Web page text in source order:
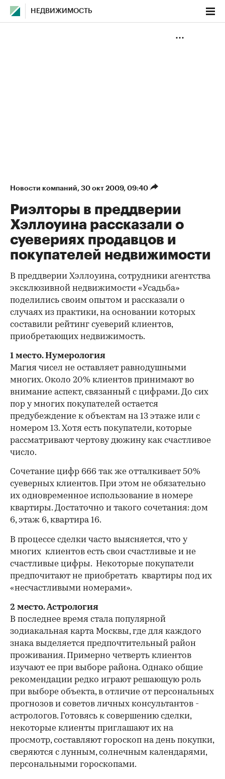
НЕДВИЖИМОСТЬ
Новости компаний⁠, 30 окт 2009, 09:40
Риэлторы в преддверии
Хэллоуина рассказали о
суевериях продавцов и
покупателей недвижимости
В преддверии Хэллоуина, сотрудники агентства
эксклюзивной недвижимости «Усадьба»
поделились своим опытом и рассказали о
случаях из практики, на основании которых
составили рейтинг суеверий клиентов,
приобретающих недвижимость.
1 место. Нумерология
Магия чисел не оставляет равнодушными
многих. Около 20% клиентов принимают во
внимание аспект, связанный с цифрами. До сих
пор у многих покупателей остается
предубеждение к объектам на 13 этаже или с
номером 13. Хотя есть покупатели, которые
рассматривают чертову дюжину как счастливое
число.
Сочетание цифр 666 так же отталкивает 50%
суеверных клиентов. При этом не обязательно
их одновременное использование в номере
квартиры. Достаточно и такого сочетания: дом
6, этаж 6, квартира 16.
В процессе сделки часто выясняется, что у
многих клиентов есть свои счастливые и не
счастливые цифры. Некоторые покупатели
предпочитают не приобретать квартиры под их
«несчастливыми номерами».
2 место. Астрология
В последнее время стала популярной
зодиакальная карта Москвы, где для каждого
знака выделяется предпочтительный район
проживания. Примерно четверть клиентов
изучают ее при выборе района. Однако общие
рекомендации редко играют решающую роль
при выборе объекта, в отличие от персональных
прогнозов и советов личных консультантов -
астрологов. Готовясь к совершению сделки,
некоторые клиенты приглашают их на
просмотр, составляют гороскоп на день покупки,
сверяются с лунным, солнечным календарями,
персональными гороскопами.